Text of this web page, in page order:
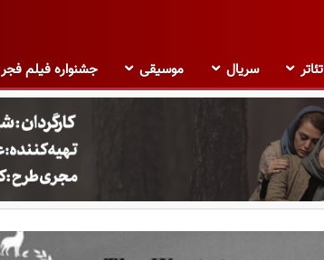
تئاتر سریال موسیقی جشنواره فیلم فجر